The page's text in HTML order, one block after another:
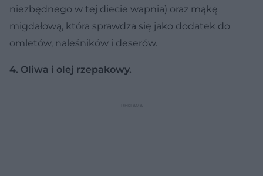
niezbędnego w tej diecie wapnia) oraz mąkę
migdałową, która sprawdza się jako dodatek do
omletów, naleśników i deserów.
4. Oliwa i olej rzepakowy.